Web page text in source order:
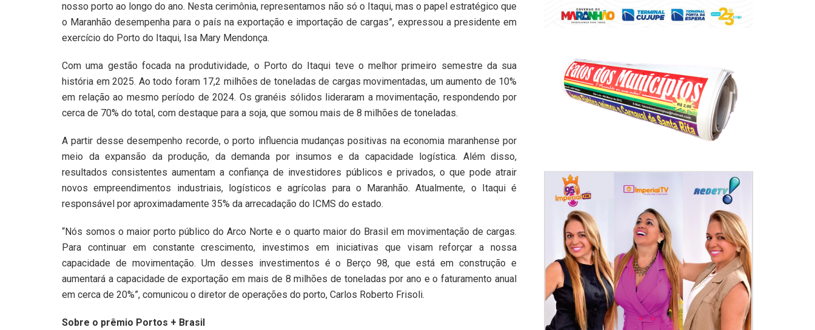
nosso porto ao longo do ano. Nesta cerimônia, representamos não só o Itaqui, mas o papel estratégico que
o Maranhão desempenha para o país na exportação e importação de cargas”, expressou a presidente em
exercício do Porto do Itaqui, Isa Mary Mendonça.
Com uma gestão focada na produtividade, o Porto do Itaqui teve o melhor primeiro semestre da sua
história em 2025. Ao todo foram 17,2 milhões de toneladas de cargas movimentadas, um aumento de 10%
em relação ao mesmo período de 2024. Os granéis sólidos lideraram a movimentação, respondendo por
cerca de 70% do total, com destaque para a soja, que somou mais de 8 milhões de toneladas.
A partir desse desempenho recorde, o porto influencia mudanças positivas na economia maranhense por
meio da expansão da produção, da demanda por insumos e da capacidade logística. Além disso,
resultados consistentes aumentam a confiança de investidores públicos e privados, o que pode atrair
novos empreendimentos industriais, logísticos e agrícolas para o Maranhão. Atualmente, o Itaqui é
responsável por aproximadamente 35% da arrecadação do ICMS do estado.
“Nós somos o maior porto público do Arco Norte e o quarto maior do Brasil em movimentação de cargas.
Para continuar em constante crescimento, investimos em iniciativas que visam reforçar a nossa
capacidade de movimentação. Um desses investimentos é o Berço 98, que está em construção e
aumentará a capacidade de exportação em mais de 8 milhões de toneladas por ano e o faturamento anual
em cerca de 20%”, comunicou o diretor de operações do porto, Carlos Roberto Frisoli.
Sobre o prêmio Portos + Brasil